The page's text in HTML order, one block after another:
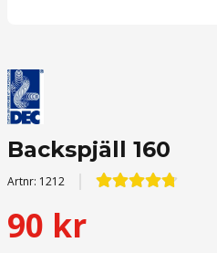
Backspjäll 160
Artnr: 1212
90 kr